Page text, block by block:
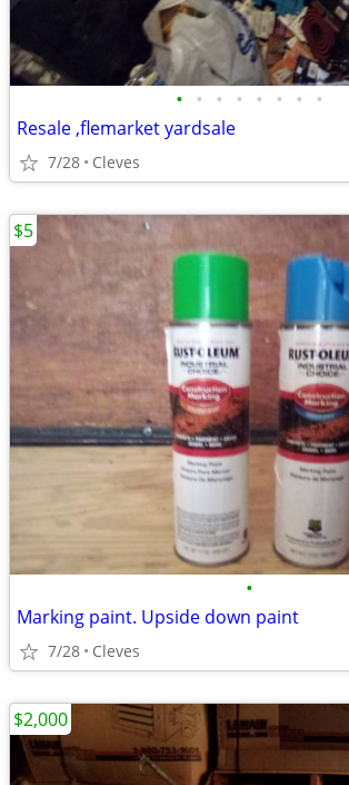
• • • • • • • •
Resale ,flemarket yardsale
7/28 Cleves
•
Marking paint. Upside down paint
7/28 Cleves
$5
$2,000